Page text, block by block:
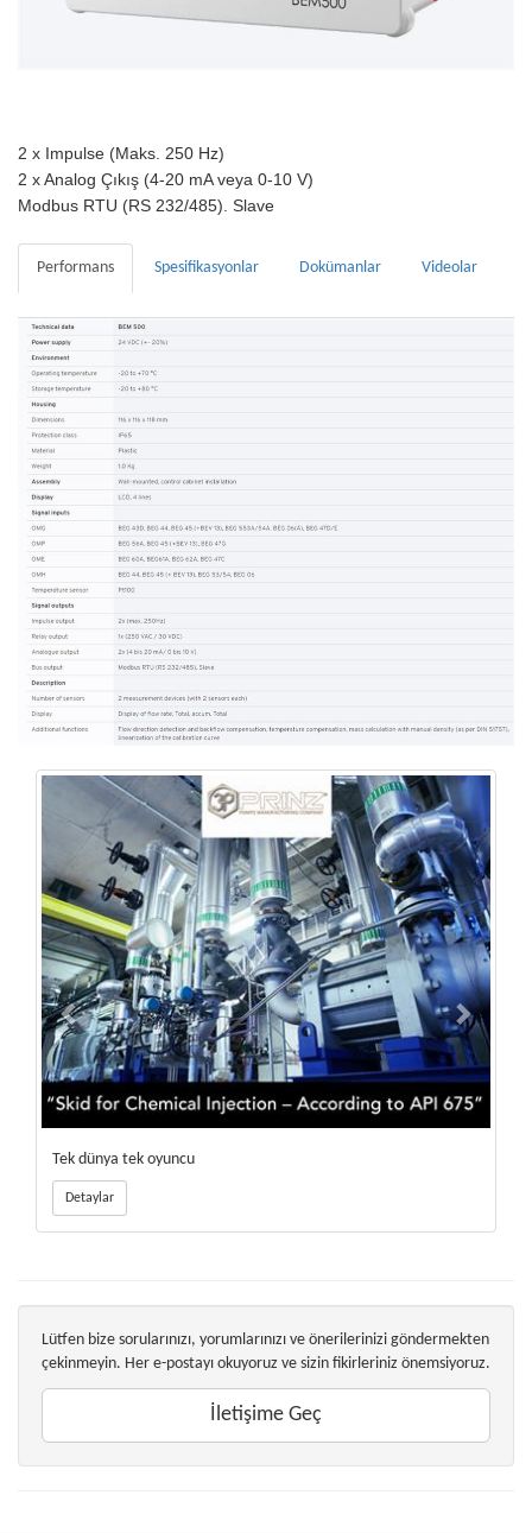
2 x Impulse (Maks. 250 Hz)
2 x Analog Çıkış (4-20 mA veya 0-10 V)
Modbus RTU (RS 232/485). Slave
Performans Spesifikasyonlar Dokümanlar Videolar
Tek dünya tek oyuncu
Detaylar
Lütfen bize sorularınızı, yorumlarınızı ve önerilerinizi göndermekten
çekinmeyin. Her e-postayı okuyoruz ve sizin fikirleriniz önemsiyoruz.
İletişime Geç